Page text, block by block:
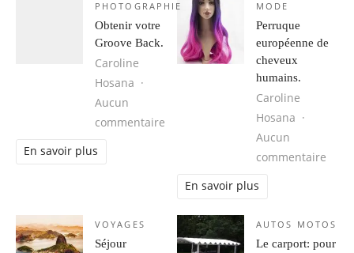
PHOTOGRAPHIE
Obtenir votre
Groove Back.
Caroline
Hosana
Aucun
commentaire sur Obtenir votre Groove Back.
En savoir plus
MODE
Perruque
européenne de
cheveux
humains.
Caroline
Hosana
Aucun
commentaire
En savoir plus
VOYAGES
Séjour
AUTOS MOTOS
Le carport: pour